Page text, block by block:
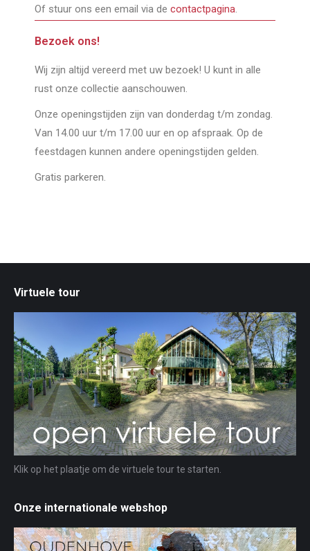
Of stuur ons een email via de contactpagina.
Bezoek ons!
Wij zijn altijd vereerd met uw bezoek! U kunt in alle
rust onze collectie aanschouwen.
Onze openingstijden zijn van donderdag t/m zondag.
Van 14.00 uur t/m 17.00 uur en op afspraak. Op de
feestdagen kunnen andere openingstijden gelden.
Gratis parkeren.
Virtuele tour
Klik op het plaatje om de virtuele tour te starten.
Onze internationale webshop